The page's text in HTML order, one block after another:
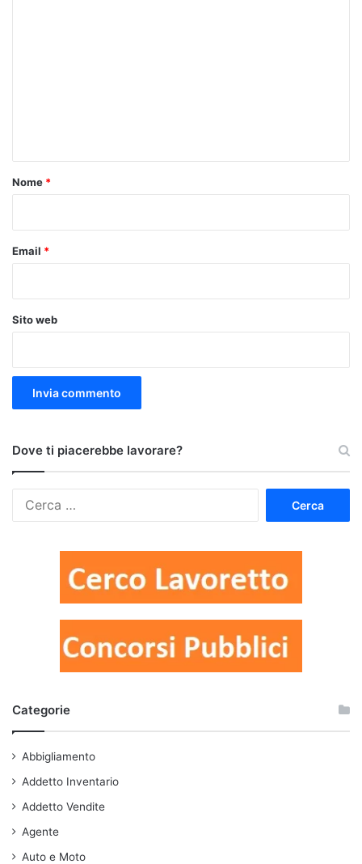
o
Nome *
Email *
Sito web
Dove ti piacerebbe lavorare?
Categorie
Abbigliamento
Addetto Inventario
Addetto Vendite
Agente
Auto e Moto